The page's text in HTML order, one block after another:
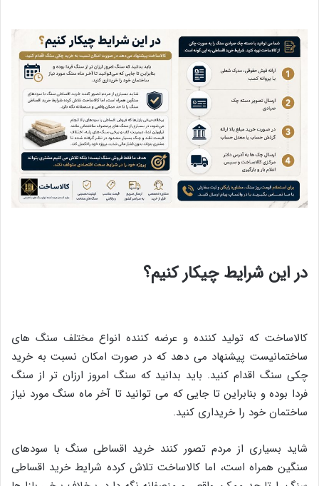
در این شرایط چیکار کنیم؟
کالاساخت که تولید کننده و عرضه کننده انواع مختلف سنگ های
ساختمانیست پیشنهاد می دهد که در صورت امکان نسبت به خرید
چکی سنگ اقدام کنید. باید بدانید که سنگ امروز ارزان تر از سنگ
فردا بوده و بنابراین تا جایی که می توانید تا آخر ماه سنگ مورد نیاز
ساختمان خود را خریداری کنید.
شاید بسیاری از مردم تصور کنند خرید اقساطی سنگ با سودهای
سنگین همراه است، اما کالاساخت تلاش کرده شرایط خرید اقساطی